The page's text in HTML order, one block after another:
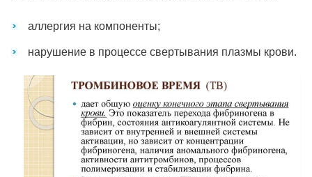
аллергия на компоненты;
нарушение в процессе свертывания плазмы крови.